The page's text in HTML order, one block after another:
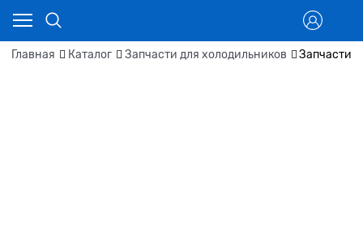
Главная Каталог Запчасти для холодильников Запчасти